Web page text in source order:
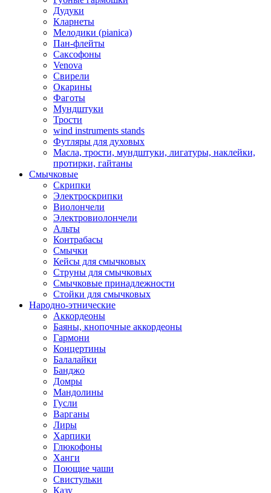
Дудуки
Кларнеты
Мелодики (pianica)
Пан-флейты
Саксофоны
Venova
Свирели
Окарины
Фаготы
Мундштуки
Трости
wind instruments stands
Футляры для духовых
Масла, трости, мундштуки, лигатуры, наклейки,
протирки, гайтаны
Смычковые
Скрипки
Электроскрипки
Виолончели
Электровиолончели
Альты
Контрабасы
Смычки
Кейсы для смычковых
Струны для смычковых
Смычковые принадлежности
Стойки для смычковых
Народно-этнические
Аккордеоны
Баяны, кнопочные аккордеоны
Гармони
Концертины
Балалайки
Банджо
Домры
Мандолины
Гусли
Варганы
Лиры
Харпики
Глюкофоны
Ханги
Поющие чаши
Свистульки
Казу